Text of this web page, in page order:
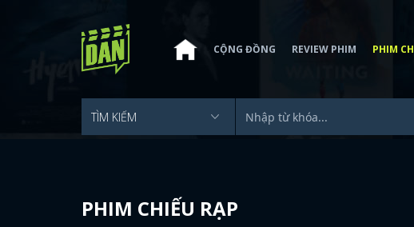
CỘNG ĐỒNG REVIEW PHIM PHIM
PHIM CHIẾU RẠP